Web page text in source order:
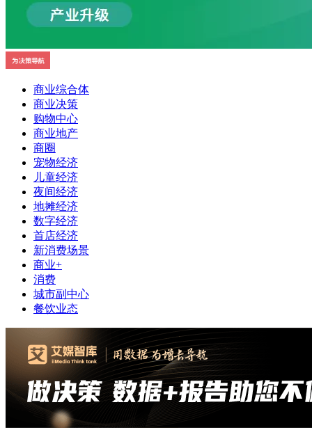
商业综合体
商业决策
购物中心
商业地产
商圈
宠物经济
儿童经济
夜间经济
地摊经济
数字经济
首店经济
新消费场景
商业+
消费
城市副中心
餐饮业态